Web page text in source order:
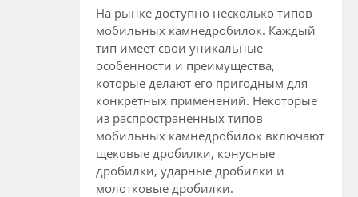
На рынке доступно несколько типов
мобильных камнедробилок. Каждый
тип имеет свои уникальные
особенности и преимущества,
которые делают его пригодным для
конкретных применений. Некоторые
из распространенных типов
мобильных камнедробилок включают
щековые дробилки, конусные
дробилки, ударные дробилки и
молотковые дробилки.